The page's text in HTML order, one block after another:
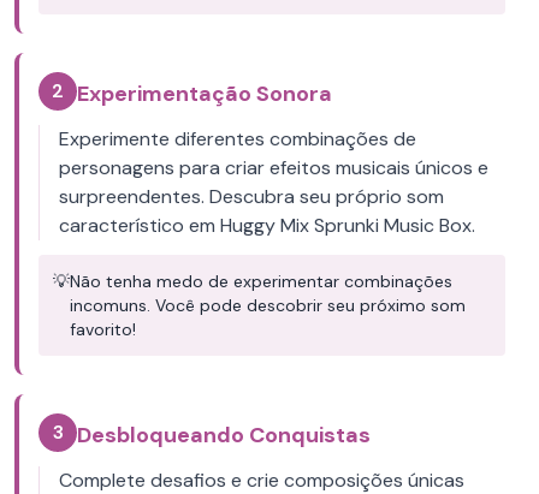
2 Experimentação Sonora
Experimente diferentes combinações de
personagens para criar efeitos musicais únicos e
surpreendentes. Descubra seu próprio som
característico em Huggy Mix Sprunki Music Box.
💡Não tenha medo de experimentar combinações
incomuns. Você pode descobrir seu próximo som
favorito!
3 Desbloqueando Conquistas
Complete desafios e crie composições únicas